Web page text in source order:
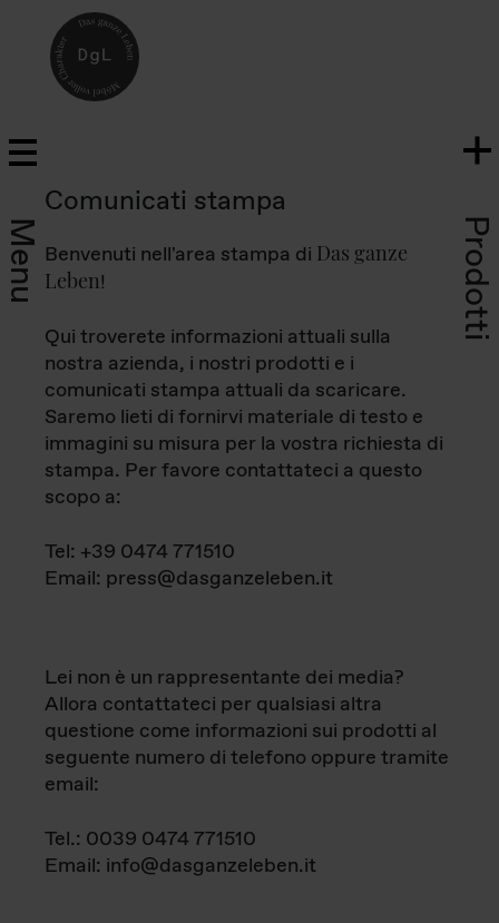
Menu Prodotti
Comunicati stampa
Benvenuti nell'area stampa di Das ganze
Leben!
Qui troverete informazioni attuali sulla
nostra azienda, i nostri prodotti e i
comunicati stampa attuali da scaricare.
Saremo lieti di fornirvi materiale di testo e
immagini su misura per la vostra richiesta di
stampa. Per favore contattateci a questo
scopo a:
Tel: +39 0474 771510
Email: press@dasganzeleben.it
Lei non è un rappresentante dei media?
Allora contattateci per qualsiasi altra
questione come informazioni sui prodotti al
seguente numero di telefono oppure tramite
email:
Tel.: 0039 0474 771510
Email: info@dasganzeleben.it